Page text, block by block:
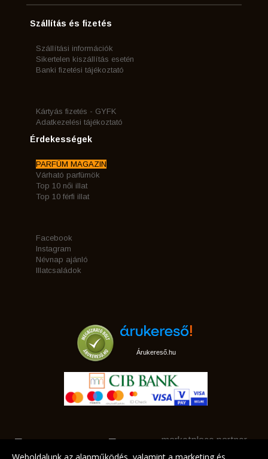
Szállítás és fizetés
Szállítási információk
Sikertelen kiszállítás esetén
Banki fizetési tájékoztató
Kártyás fizetés - GYFK
Adatkezelési tájékoztató
Érdekességek
PARFÜM MAGAZIN
Várható parfümök
Top 10 női illat
Top 10 férfi illat
Facebook
Instagram
Névnap ajánló
Illatcsaládok
Árukereső.hu
marketplace partner